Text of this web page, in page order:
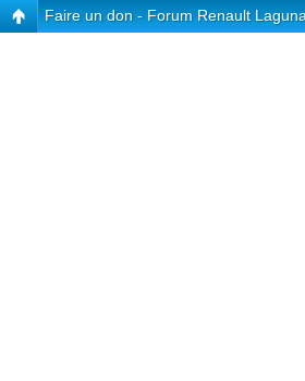
Faire un don - Forum Renault